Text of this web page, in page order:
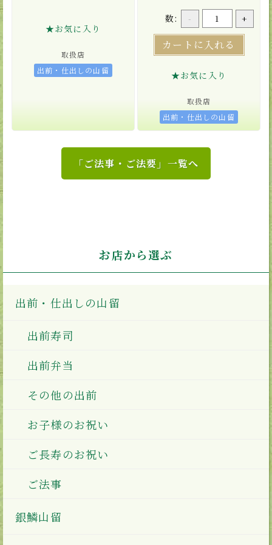
★お気に入り
取扱店
出前・仕出しの山留
数: - +
カートに入れる
★お気に入り
取扱店
出前・仕出しの山留
「ご法事・ご法要」一覧へ
お店から選ぶ
出前・仕出しの山留
出前寿司
出前弁当
その他の出前
お子様のお祝い
ご長寿のお祝い
ご法事
銀鱗山留